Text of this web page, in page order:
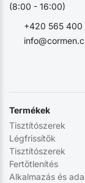
+420 565 400
(8:00 - 16:00)
Termékek
Tisztítószerek
Légfrissítők
Tisztítószerek
Fertőtlenítés
Alkalmazás és